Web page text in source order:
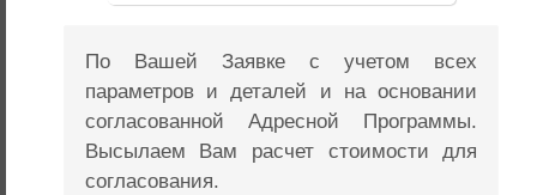
По Вашей Заявке с учетом всех
параметров и деталей и на основании
согласованной Адресной Программы.
Высылаем Вам расчет стоимости для
согласования.